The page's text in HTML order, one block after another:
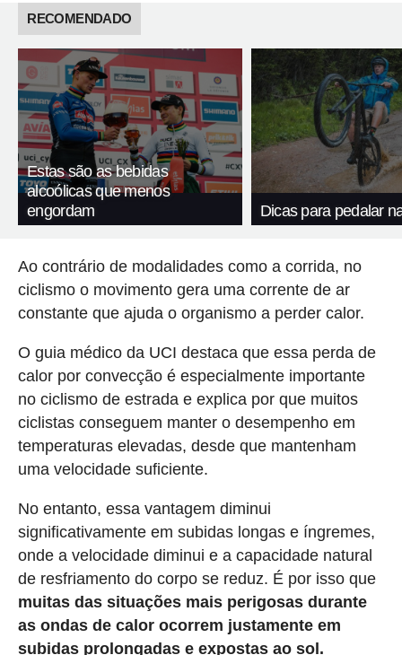
RECOMENDADO
Estas são as bebidas
alcoólicas que menos
engordam
Dicas para pedalar
Ao contrário de modalidades como a corrida, no
ciclismo o movimento gera uma corrente de ar
constante que ajuda o organismo a perder calor.
O guia médico da UCI destaca que essa perda de
calor por convecção é especialmente importante
no ciclismo de estrada e explica por que muitos
ciclistas conseguem manter o desempenho em
temperaturas elevadas, desde que mantenham
uma velocidade suficiente.
No entanto, essa vantagem diminui
significativamente em subidas longas e íngremes,
onde a velocidade diminui e a capacidade natural
de resfriamento do corpo se reduz. É por isso que
muitas das situações mais perigosas durante
as ondas de calor ocorrem justamente em
subidas prolongadas e expostas ao sol.